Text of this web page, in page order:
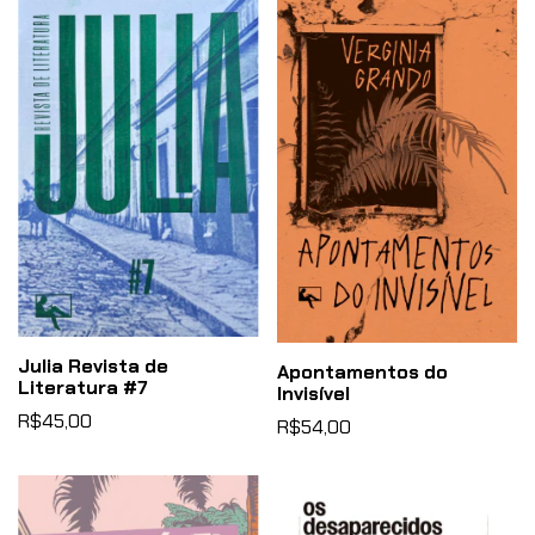
Julia Revista de
Literatura #7
R$45,00
Apontamentos do
Invisível
R$54,00